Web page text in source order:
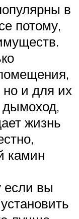
в
потому,
но и для их
дымоход,
жизнь
камин
если вы